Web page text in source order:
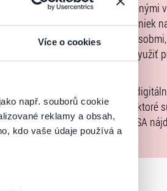
Více o cookies
např. souborů cookie
reklamy a obsah,
kdo vaše údaje používá a
uhradiť len spôsobmi uvedenými
že kúpne ceny vstupeniek
GoOut, ani inými
. Poukazy GoOut môžete využiť
EÚ 2022/2065 (Akt o
, iba výrobky alebo služby, ktoré
informácie a kontakty podľa DSA